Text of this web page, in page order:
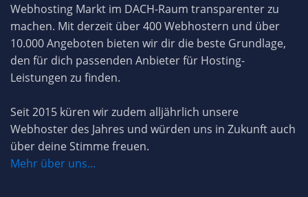
Webhosting Markt im DACH-Raum transparenter zu
machen. Mit derzeit über 400 Webhostern und über
10.000 Angeboten bieten wir dir die beste Grundlage,
den für dich passenden Anbieter für Hosting-
Leistungen zu finden.
Seit 2015 küren wir zudem alljährlich unsere
Webhoster des Jahres und würden uns in Zukunft auch
über deine Stimme freuen.
Mehr über uns...